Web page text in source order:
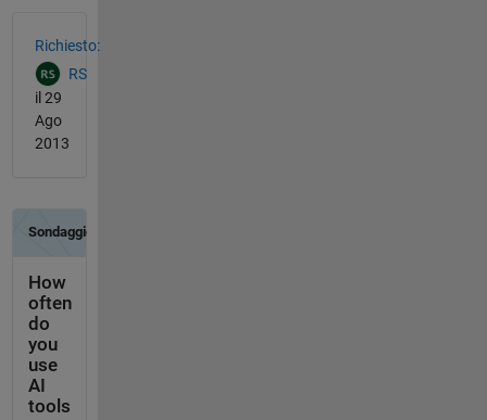
Richiesto:
RS
il 29
Ago
2013